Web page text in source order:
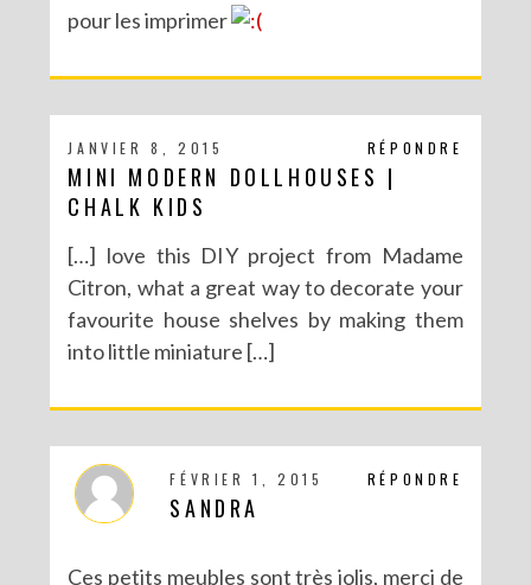
pour les imprimer
RÉPONDRE
JANVIER 8, 2015
MINI MODERN DOLLHOUSES |
CHALK KIDS
[…] love this DIY project from Madame
Citron, what a great way to decorate your
favourite house shelves by making them
into little miniature […]
RÉPONDRE
FÉVRIER 1, 2015
SANDRA
Ces petits meubles sont très jolis, merci de